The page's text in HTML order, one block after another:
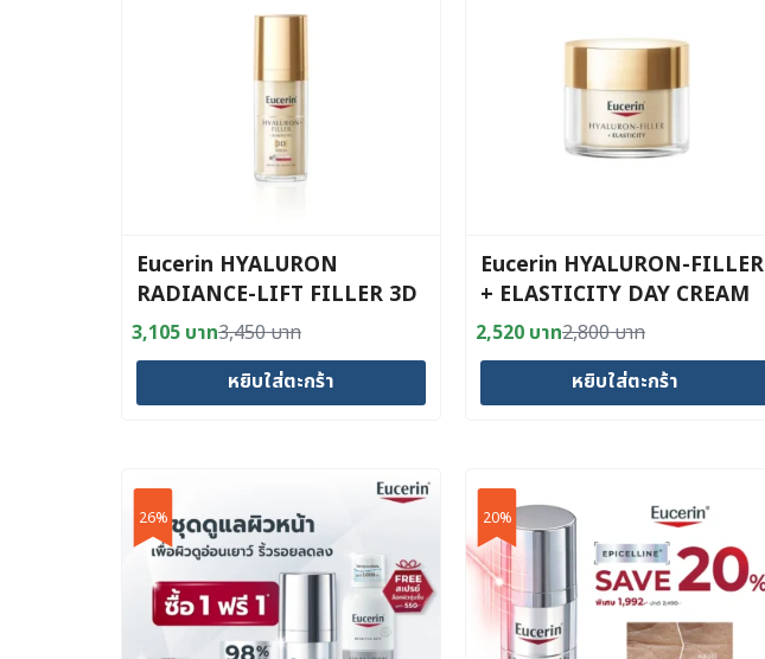
Eucerin HYALURON
RADIANCE-LIFT FILLER 3D
SERUM 30 ML
3,450บาท
Original
price
was:
3,105 บาท
Current
price
is:
หยิบใส่ตะกร้า
Eucerin HYALURON-FILLER
+ ELASTICITY DAY CREAM
SPF30 50 ML
2,800บาท
Original
price
was:
2,520 บาท
Current
price
is:
หยิบใส่ตะกร้า
26% 20%